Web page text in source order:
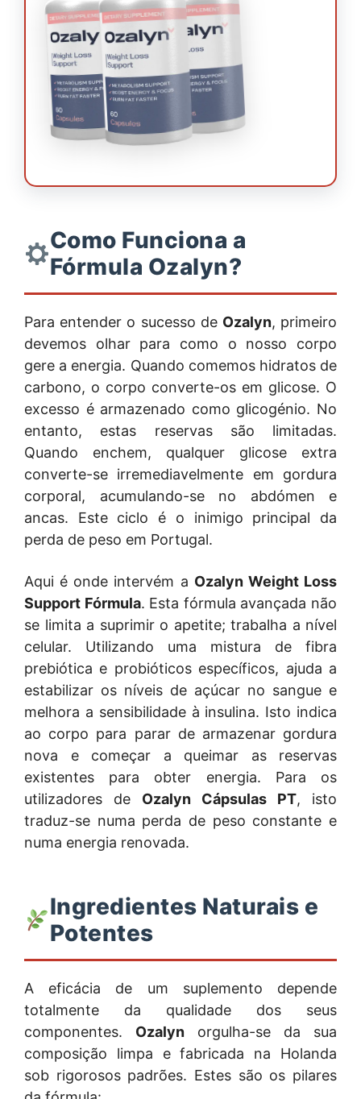
Como Funciona a
Fórmula Ozalyn?
Para entender o sucesso de Ozalyn, primeiro
devemos olhar para como o nosso corpo
gere a energia. Quando comemos hidratos de
carbono, o corpo converte-os em glicose. O
excesso é armazenado como glicogénio. No
entanto, estas reservas são limitadas.
Quando enchem, qualquer glicose extra
converte-se irremediavelmente em gordura
corporal, acumulando-se no abdómen e
ancas. Este ciclo é o inimigo principal da
perda de peso em Portugal.
Aqui é onde intervém a Ozalyn Weight Loss
Support Fórmula. Esta fórmula avançada não
se limita a suprimir o apetite; trabalha a nível
celular. Utilizando uma mistura de fibra
prebiótica e probióticos específicos, ajuda a
estabilizar os níveis de açúcar no sangue e
melhora a sensibilidade à insulina. Isto indica
ao corpo para parar de armazenar gordura
nova e começar a queimar as reservas
existentes para obter energia. Para os
utilizadores de Ozalyn Cápsulas PT, isto
traduz-se numa perda de peso constante e
numa energia renovada.
Ingredientes Naturais e
Potentes
A eficácia de um suplemento depende
totalmente da qualidade dos seus
componentes. Ozalyn orgulha-se da sua
composição limpa e fabricada na Holanda
sob rigorosos padrões. Estes são os pilares